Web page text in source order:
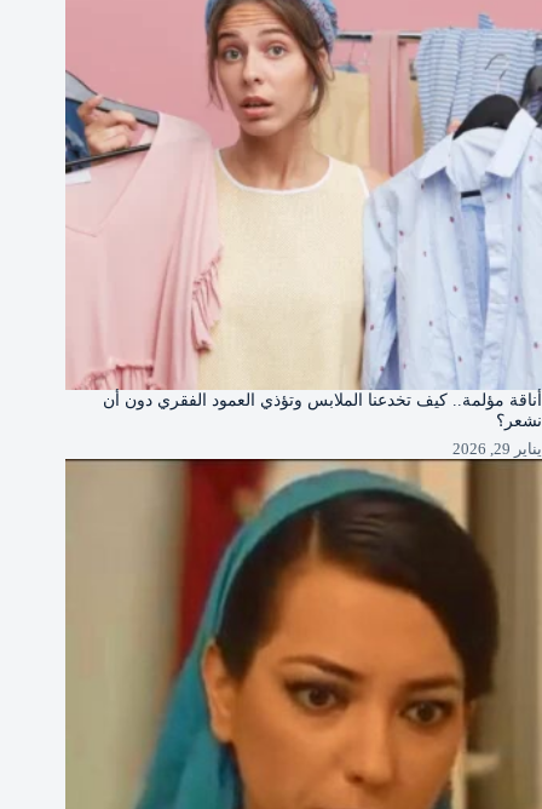
أناقة مؤلمة.. كيف تخدعنا الملابس وتؤذي العمود الفقري دون أن
نشعر؟
يناير 29, 2026